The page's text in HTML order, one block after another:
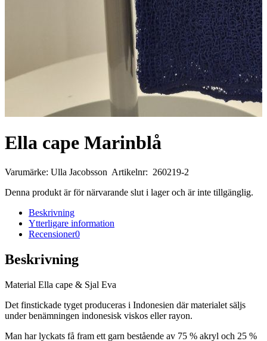
Ella cape Marinblå
Varumärke: Ulla Jacobsson Artikelnr: 260219-2
Denna produkt är för närvarande slut i lager och är inte tillgänglig.
Beskrivning
Ytterligare information
Recensioner0
Beskrivning
Material Ella cape & Sjal Eva
Det finstickade tyget produceras i Indonesien där materialet säljs
under benämningen indonesisk viskos eller rayon.
Man har lyckats få fram ett garn bestående av 75 % akryl och 25 %